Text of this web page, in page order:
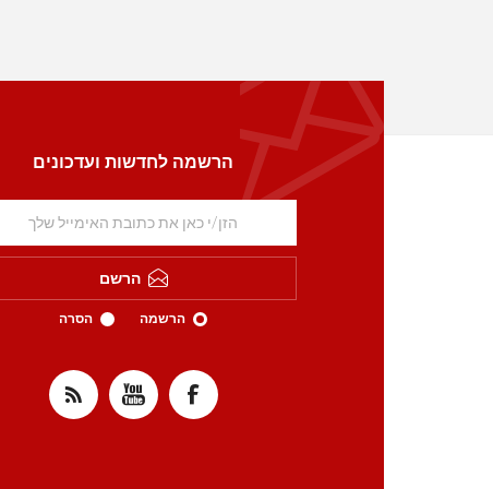
הרשמה לחדשות ועדכונים
הרשם
הרשמה הסרה